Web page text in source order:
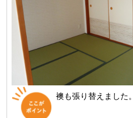
襖も張り替えました。